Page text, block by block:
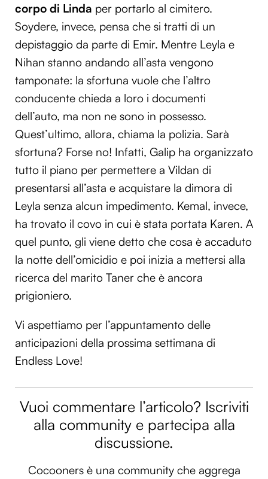
corpo di Linda per portarlo al cimitero.
Soydere, invece, pensa che si tratti di un
depistaggio da parte di Emir. Mentre Leyla e
Nihan stanno andando all’asta vengono
tamponate: la sfortuna vuole che l’altro
conducente chieda a loro i documenti
dell’auto, ma non ne sono in possesso.
Quest’ultimo, allora, chiama la polizia. Sarà
sfortuna? Forse no! Infatti, Galip ha organizzato
tutto il piano per permettere a Vildan di
presentarsi all’asta e acquistare la dimora di
Leyla senza alcun impedimento. Kemal, invece,
ha trovato il covo in cui è stata portata Karen. A
quel punto, gli viene detto che cosa è accaduto
la notte dell’omicidio e poi inizia a mettersi alla
ricerca del marito Taner che è ancora
prigioniero.
Vi aspettiamo per l’appuntamento delle
anticipazioni della prossima settimana di
Endless Love!
Vuoi commentare l’articolo? Iscriviti
alla community e partecipa alla
discussione.
Cocooners è una community che aggrega